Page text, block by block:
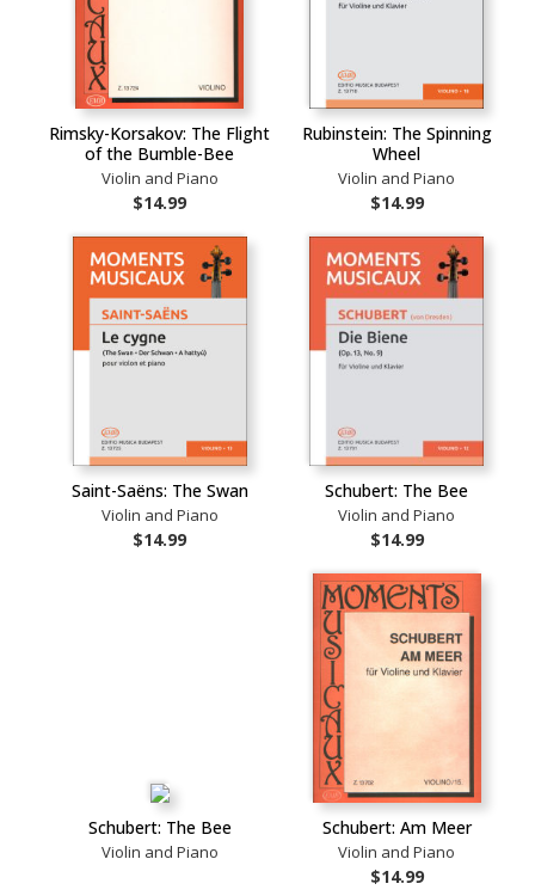
Rimsky-Korsakov: The Flight
of the Bumble-Bee
Violin and Piano
$14.99
Rubinstein: The Spinning
Wheel
Violin and Piano
$14.99
Saint-Saëns: The Swan
Violin and Piano
$14.99
Schubert: The Bee
Violin and Piano
$14.99
Schubert: The Bee
Violin and Piano
Schubert: Am Meer
Violin and Piano
$14.99